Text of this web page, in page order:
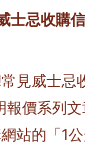
士忌收購
見威士忌
報價系列
站的「1